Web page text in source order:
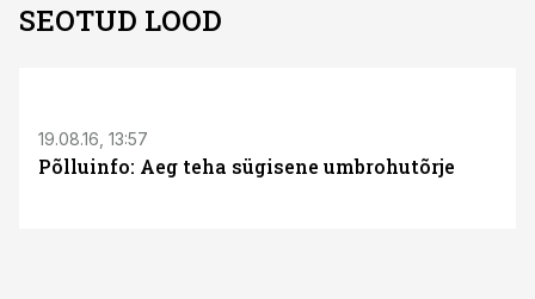
SEOTUD LOOD
19.08.16, 13:57
Põlluinfo: Aeg teha sügisene umbrohutõrje